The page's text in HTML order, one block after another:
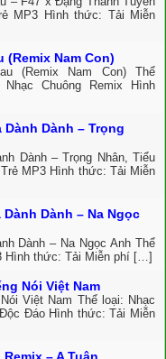
MP3 Hình thức: Tải Miễn
(Remix Nam Con)
(Remix Nam Con) Thể
Chuông Remix Hình
Dành Dành – Trọng
Dành – Trọng Nhân, Tiểu
MP3 Hình thức: Tải Miễn
Dành – Na Ngọc
Dành – Na Ngọc Anh Thể
Hình thức: Tải Miễn phí […]
Nói Việt Nam
Việt Nam Thể loại: Nhạc
Đáo Hình thức: Tải Miễn